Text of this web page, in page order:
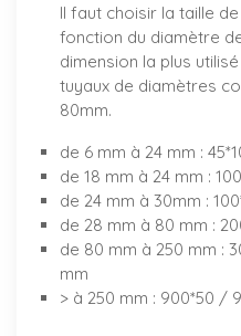
Il faut choisir la taille
fonction du diamètre
dimension la plus
tuyaux de diamètres
80mm.
de 6 mm à 24 mm :
de 18 mm à 24 mm :
de 24 mm à 30mm :
de 28 mm à 80 mm :
de 80 mm à 250 mm :
mm
> à 250 mm : 900*50 /